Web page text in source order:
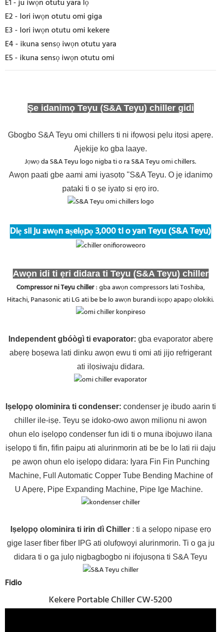
E1 - ju iwọn otutu yara lọ
E2 - lori iwọn otutu omi giga
E3 - lori iwọn otutu omi kekere
E4 - ikuna sensọ iwọn otutu yara
E5 - ikuna sensọ iwọn otutu omi
Ṣe idanimọ Teyu (S&A Teyu) chiller gidi
Gbogbo S&A Teyu omi chillers ti ni ifọwọsi pẹlu itọsi apẹrẹ.
Ajekije ko gba laaye.
Jọwọ da S&A Teyu logo nigba ti o ra S&A Teyu omi chillers.
Awọn paati gbe aami ami iyasọtọ "S&A Teyu. O jẹ idanimọ
pataki ti o ṣe iyatọ si ẹrọ iro.
Diẹ sii ju awọn aṣelọpọ 3,000 ti o yan Teyu (S&A Teyu)
Awọn idi ti ẹri didara ti Teyu (S&A Teyu) chiller
Compressor ni Teyu chiller: gba awọn compressors lati Toshiba,
Hitachi, Panasonic ati LG ati be be lo awọn burandi iṣọpọ apapọ olokiki.
Independent gbóògì ti evaporator: gba evaporator abẹrẹ
abẹrẹ boṣewa lati dinku awọn ewu ti omi ati jijo refrigerant
ati ilọsiwaju didara.
Iṣelọpọ olominira ti condenser: condenser jẹ ibudo aarin ti
chiller ile-iṣẹ. Teyu ṣe idoko-owo awọn miliọnu ni awọn
ohun elo iṣelọpọ condenser fun idi ti o muna ibojuwo ilana
iṣelọpọ ti fin, fifin paipu ati alurinmorin ati be be lo lati rii daju
pe awọn ohun elo iṣelọpọ didara: Iyara Fin Fin Punching
Machine, Full Automatic Copper Tube Bending Machine of
U Apẹrẹ, Pipe Expanding Machine, Pipe Ige Machine.
Iṣelọpọ olominira ti irin dì Chiller: ti a ṣelọpọ nipasẹ ẹrọ
gige laser fiber fiber IPG ati olufọwọyi alurinmorin. Ti o ga ju
didara ti o ga julọ nigbagbogbo ni ifojusọna ti S&A Teyu
Fidio
Kekere Portable Chiller CW-5200